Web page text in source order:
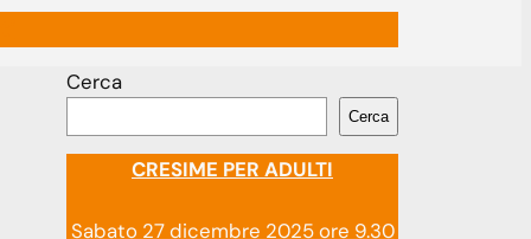
Cerca
Cerca
CRESIME PER ADULTI
Sabato 27 dicembre 2025 ore 9.30